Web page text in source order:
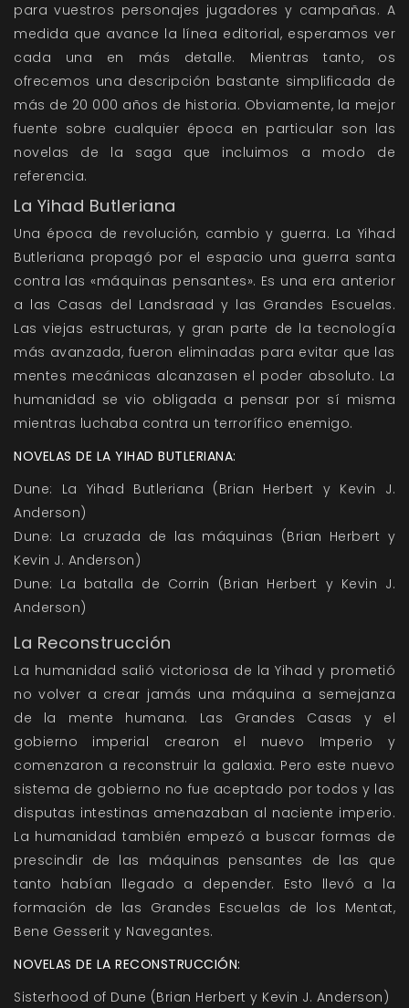
para vuestros personajes jugadores y campañas. A
medida que avance la línea editorial, esperamos ver
cada una en más detalle. Mientras tanto, os
ofrecemos una descripción bastante simplificada de
más de 20 000 años de historia. Obviamente, la mejor
fuente sobre cualquier época en particular son las
novelas de la saga que incluimos a modo de
referencia.
La Yihad Butleriana
Una época de revolución, cambio y guerra. La Yihad
Butleriana propagó por el espacio una guerra santa
contra las «máquinas pensantes». Es una era anterior
a las Casas del Landsraad y las Grandes Escuelas.
Las viejas estructuras, y gran parte de la tecnología
más avanzada, fueron eliminadas para evitar que las
mentes mecánicas alcanzasen el poder absoluto. La
humanidad se vio obligada a pensar por sí misma
mientras luchaba contra un terrorífico enemigo.
NOVELAS DE LA YIHAD BUTLERIANA:
Dune: La Yihad Butleriana (Brian Herbert y Kevin J.
Anderson)
Dune: La cruzada de las máquinas (Brian Herbert y
Kevin J. Anderson)
Dune: La batalla de Corrin (Brian Herbert y Kevin J.
Anderson)
La Reconstrucción
La humanidad salió victoriosa de la Yihad y prometió
no volver a crear jamás una máquina a semejanza
de la mente humana. Las Grandes Casas y el
gobierno imperial crearon el nuevo Imperio y
comenzaron a reconstruir la galaxia. Pero este nuevo
sistema de gobierno no fue aceptado por todos y las
disputas intestinas amenazaban al naciente imperio.
La humanidad también empezó a buscar formas de
prescindir de las máquinas pensantes de las que
tanto habían llegado a depender. Esto llevó a la
formación de las Grandes Escuelas de los Mentat,
Bene Gesserit y Navegantes.
NOVELAS DE LA RECONSTRUCCIÓN:
Sisterhood of Dune (Brian Herbert y Kevin J. Anderson)